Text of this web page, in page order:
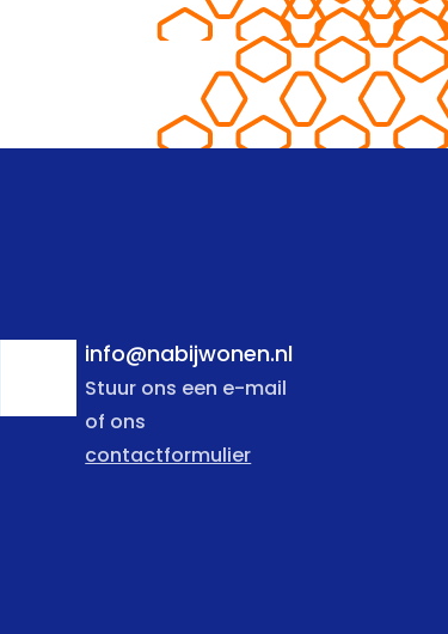
info@nabijwonen.nl
Stuur ons een e-mail
of ons
contactformulier